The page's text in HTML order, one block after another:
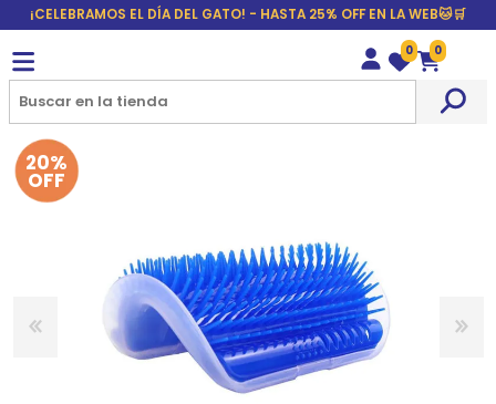
¡CELEBRAMOS EL DÍA DEL GATO! - HASTA 25% OFF EN LA WEB🐱🛒
Wishlist
0
Carrito
0
20%
OFF